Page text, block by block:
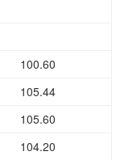
100.60
105.44
105.60
104.20